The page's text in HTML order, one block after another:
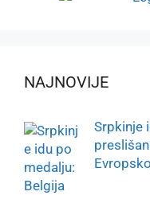
NAJNOVIJE
Srpkinje